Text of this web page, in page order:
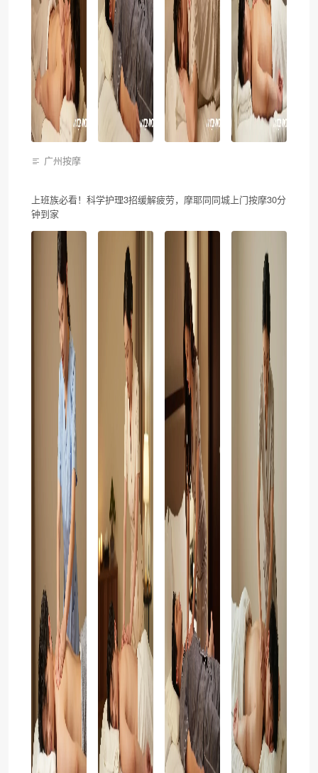
广州按摩
上班族必看！科学护理3招缓解疲劳，摩耶同同城上门按摩30分
钟到家